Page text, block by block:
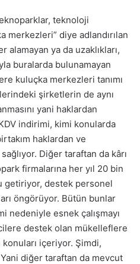
teknoloji
merkezleri” diye adlandırılan
alamayan ya da uzaklıkları,
buralarda bulunamayan
kuluçka merkezleri tanımı
şirketlerin de aynı
yani haklardan
indirimi, kimi konularda
haklardan ve
Diğer taraftan da kârı
firmalarına her yıl 20 bin
destek personel
öngörüyor. Bütün bunlar
nedeniyle esnek çalışmayı
destek olan mükelleflere
içeriyor. Şimdi,
diğer taraftan da mevcut